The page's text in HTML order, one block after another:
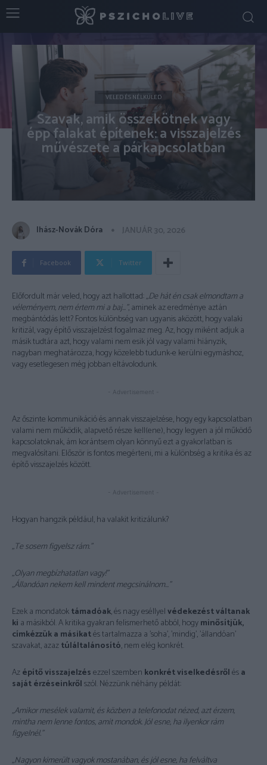
VELED ÉS NÉLKÜLED
Szavak, amik összekötnek vagy
épp falakat építenek: a visszajelzés
művészete a párkapcsolatban
Ihász-Novák Dóra JANUÁR 30, 2026
Facebook Twitter
Előfordult már veled, hogy azt hallottad:„De hát én csak elmondtam a
véleményem, nem értem mi a baj…”, aminek az eredménye aztán
megbántódás lett? Fontos különbség van ugyanis aközött, hogy valaki
kritizál, vagy építő visszajelzést fogalmaz meg. Az, hogy miként adjuk a
másik tudtára azt, hogy valami nem esik jól vagy valami hiányzik,
nagyban meghatározza, hogy közelebb tudunk-e kerülni egymáshoz,
vagy esetlegesen még jobban eltávolodunk.
- Advertisement -
Az őszinte kommunikáció és annak visszajelzése, hogy egy kapcsolatban
valami nem működik, alapvető része kell(ene), hogy legyen a jól működő
kapcsolatoknak, ám korántsem olyan könnyű ezt a gyakorlatban is
megvalósítani. Először is fontos megérteni, mi a különbség a kritika és az
építő visszajelzés között.
- Advertisement -
Hogyan hangzik például, ha valakit kritizálunk?
„Te sosem figyelsz rám.”
„Olyan megbízhatatlan vagy!”
„Állandóan nekem kell mindent megcsinálnom…”
Ezek a mondatoktámadóak, és nagy eséllyelvédekezéstváltanak
ki a másikból. A kritika gyakran felismerhető abból, hogyminősítjük,
címkézzük a másikatés tartalmazza a ’soha’, ’mindig’, ’állandóan’
szavakat, azaztúláltalánosító, nem elég konkrét.
Azépítő visszajelzésezzel szemben konkrét viselkedésrőlésa
saját érzéseinkrőlszól. Nézzünk néhány példát:
„Amikor mesélek valamit, és közben a telefonodat nézed, azt érzem,
mintha nem lenne fontos, amit mondok. Jól esne, ha ilyenkor rám
figyelnél.”
„Nagyon kimerült vagyok mostanában, és jól esne, ha felváltva